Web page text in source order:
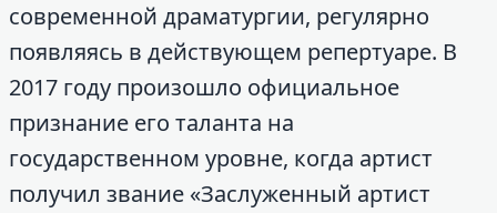
современной драматургии, регулярно
появляясь в действующем репертуаре. В
2017 году произошло официальное
признание его таланта на
государственном уровне, когда артист
получил звание «Заслуженный артист